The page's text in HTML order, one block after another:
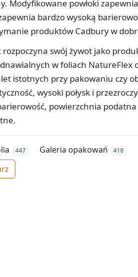
Modyfikowane powłoki
bardzo wysoką
produktów Cadbury w
rozpoczyna swój żywot jako
w foliach NatureFlex
istotnych przy pakowaniu czy
wysoki połysk i
powierzchnia
447 Galeria opakowań 418